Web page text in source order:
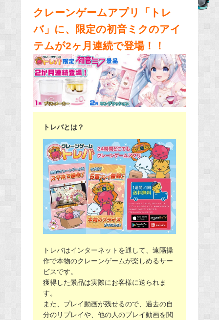
o
k
クレーンゲームアプリ「トレ
バ」に、限定の初音ミクのアイ
テムが2ヶ月連続で登場！！
トレバとは？
トレバはインターネットを通して、遠隔操
作で本物のクレーンゲームが楽しめるサー
ビスです。
獲得した景品は実際にお客様に送られま
す。
また、プレイ動画が残せるので、過去の自
分のリプレイや、他の人のプレイ動画を閲